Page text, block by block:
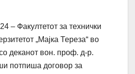
– Факултетот за технички
„Мајка Тереза“ во
деканот вон. проф. д-р.
потпиша договор за